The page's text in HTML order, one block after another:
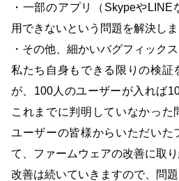
・一部のアプリ（Skypeや
用できないという問題を解決しま
・その他、細かいバグフィック
私たち自身もできる限りの検証
が、100人のユーザーが入れば
これまでに判明していなかった
ユーザーの皆様からいただいた
て、ファームウェアの改善に取
改善は続いていきますので、問